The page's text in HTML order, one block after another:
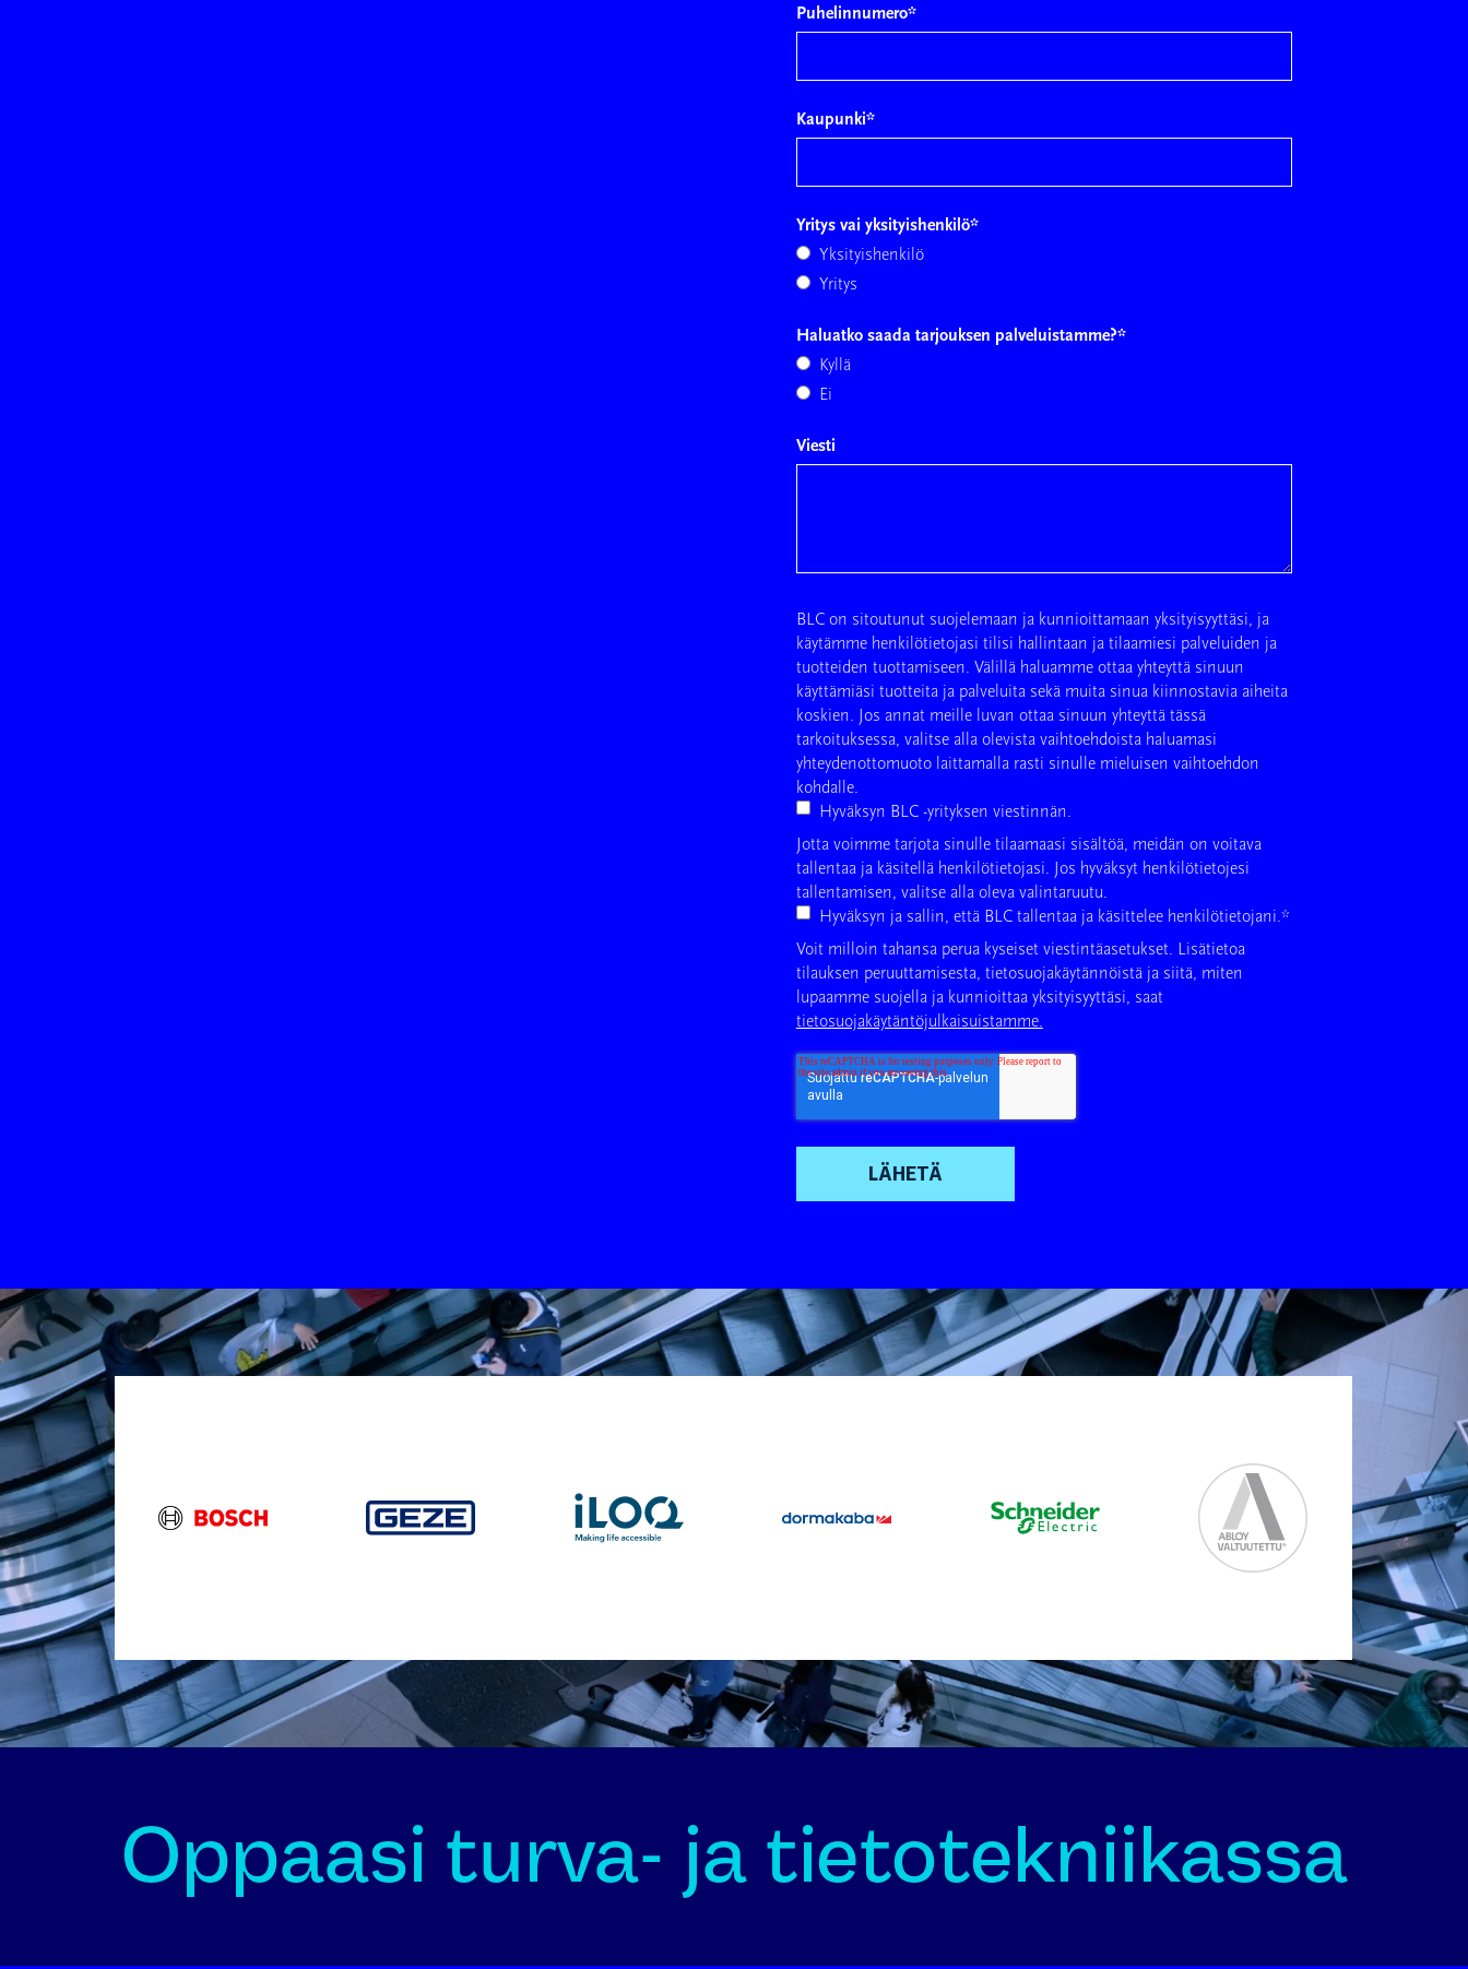
Puhelinnumero*
Kaupunki*
Yritys vai yksityishenkilö*
Yksityishenkilö
Yritys
Haluatko saada tarjouksen palveluistamme?*
Kyllä
Ei
Viesti
BLC on sitoutunut suojelemaan ja kunnioittamaan yksityisyyttäsi, ja
käytämme henkilötietojasi tilisi hallintaan ja tilaamiesi palveluiden ja
tuotteiden tuottamiseen. Välillä haluamme ottaa yhteyttä sinuun
käyttämiäsi tuotteita ja palveluita sekä muita sinua kiinnostavia aiheita
koskien. Jos annat meille luvan ottaa sinuun yhteyttä tässä
tarkoituksessa, valitse alla olevista vaihtoehdoista haluamasi
yhteydenottomuoto laittamalla rasti sinulle mieluisen vaihtoehdon
kohdalle.
Hyväksyn BLC -yrityksen viestinnän.
Jotta voimme tarjota sinulle tilaamaasi sisältöä, meidän on voitava
tallentaa ja käsitellä henkilötietojasi. Jos hyväksyt henkilötietojesi
tallentamisen, valitse alla oleva valintaruutu.
Hyväksyn ja sallin, että BLC tallentaa ja käsittelee henkilötietojani.*
Voit milloin tahansa perua kyseiset viestintäasetukset. Lisätietoa
tilauksen peruuttamisesta, tietosuojakäytännöistä ja siitä, miten
lupaamme suojella ja kunnioittaa yksityisyyttäsi, saat
tietosuojakäytäntöjulkaisuistamme.
Oppaasi turva- ja tietotekniikassa